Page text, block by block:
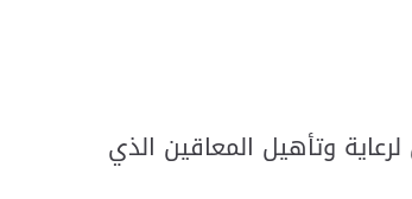
وتأهيل المعاقين الذي